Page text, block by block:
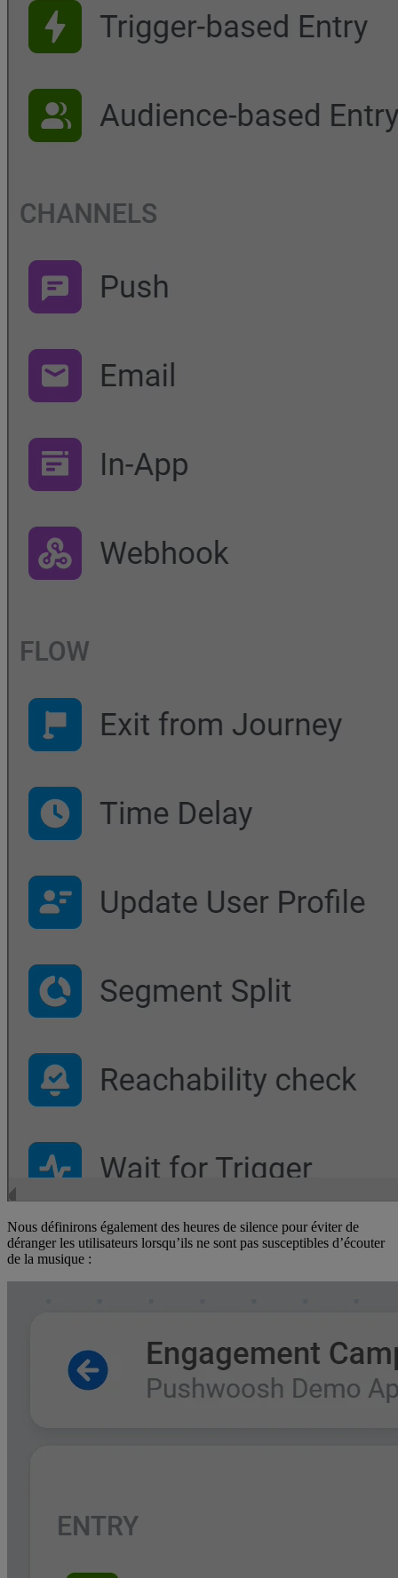
Nous définirons également des heures de silence pour éviter de
déranger les utilisateurs lorsqu’ils ne sont pas susceptibles d’écouter
de la musique :